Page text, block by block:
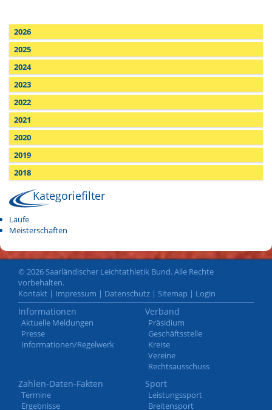
2026
2025
2024
2023
2022
2021
2020
2019
2018
Kategoriefilter
Läufe
Meisterschaften
© 2026 Saarländischer Leichtathletik Bund. Alle Rechte
vorbehalten.
Kontakt | Impressum | Datenschutz | Sitemap | Login
Informationen
Aktuelle Meldungen
Presse
Informationen/Regelwerk
Verband
Präsidium
Geschäftsstelle
Kreise
Vereine
Rechtsausschuss
Zahlen-Daten-Fakten
Termine
Ergebnisse
Sport
Leistungssport
Breitensport